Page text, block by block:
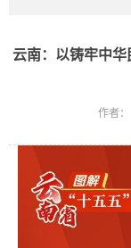
云南：以铸牢中
作者：